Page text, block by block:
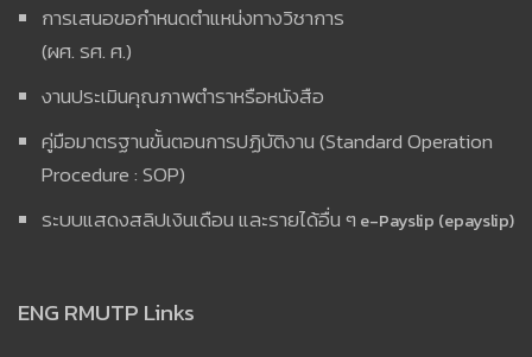
การเสนอขอกำหนดตำแหน่งทางวิชาการ
(ผศ. รศ. ศ.)
งานประเมินคุณภาพตำราหรือหนังสือ
คู่มือมาตรฐานขั้นตอนการปฏิบัติงาน (Standard Operation
Procedure : SOP)
ระบบแสดงสลิปเงินเดือน และรายได้อื่น ๆ e-Payslip (epayslip)
ENG RMUTP Links